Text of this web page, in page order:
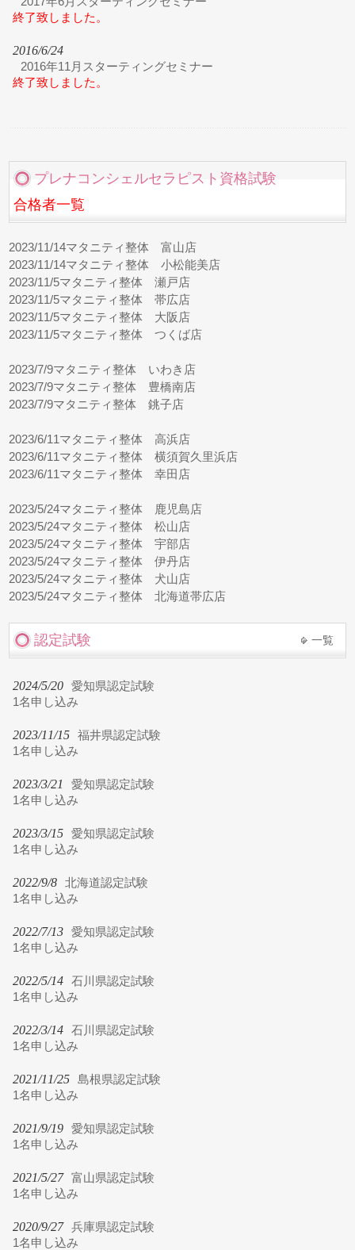
終了致しました。
2016/6/24
2016年11月スターティングセミナー
終了致しました。
プレナコンシェルセラピスト資格試験
合格者一覧
2023/11/14マタニティ整体 富山店
2023/11/14マタニティ整体 小松能美店
2023/11/5マタニティ整体 瀬戸店
2023/11/5マタニティ整体 帯広店
2023/11/5マタニティ整体 大阪店
2023/11/5マタニティ整体 つくば店
2023/7/9マタニティ整体 いわき店
2023/7/9マタニティ整体 豊橋南店
2023/7/9マタニティ整体 銚子店
2023/6/11 マタニティ整体 高浜店
2023/6/11 マタニティ整体 横須賀久里浜店
2023/6/11 マタニティ整体 幸田店
2023/5/24マタニティ整体 鹿児島店
2023/5/24マタニティ整体 松山店
2023/5/24マタニティ整体 宇部店
2023/5/24マタニティ整体 伊丹店
2023/5/24マタニティ整体 犬山店
2023/5/24マタニティ整体 北海道帯広店
認定試験 一覧
2024/5/20
愛知県認定試験
1名申し込み
2023/11/15
福井県認定試験
1名申し込み
2023/3/21
愛知県認定試験
1名申し込み
2023/3/15
愛知県認定試験
1名申し込み
2022/9/8
北海道認定試験
1名申し込み
2022/7/13
愛知県認定試験
1名申し込み
2022/5/14
石川県認定試験
1名申し込み
2022/3/14
石川県認定試験
1名申し込み
2021/11/25
島根県認定試験
1名申し込み
2021/9/19
愛知県認定試験
1名申し込み
2021/5/27
富山県認定試験
1名申し込み
2020/9/27
兵庫県認定試験
1名申し込み